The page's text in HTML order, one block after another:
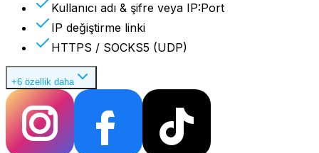
Kullanıcı adı & şifre veya IP:Port
IP değiştirme linki
HTTPS / SOCKS5 (UDP)
+6 özellik daha